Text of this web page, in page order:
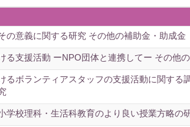
の意義に関する研究 その他の補助金・助成金
る支援活動 ーNPO団体と連携してー その他
るボランティアスタッフの支援活動に関す
学校理科・生活科教育のより良い授業方略